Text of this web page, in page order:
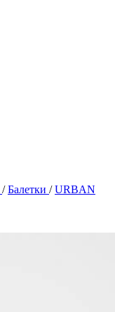
/ Балетки / URBAN